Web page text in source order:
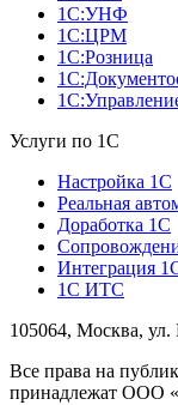
1С:УНФ
1С:ЦРМ
1С:Розница
Услуги по 1С
Настройка 1С
Реальная
Доработка 1С
Интеграция
1С ИТС
105064, Москва, ул.
Все права на
принадлежат ООО